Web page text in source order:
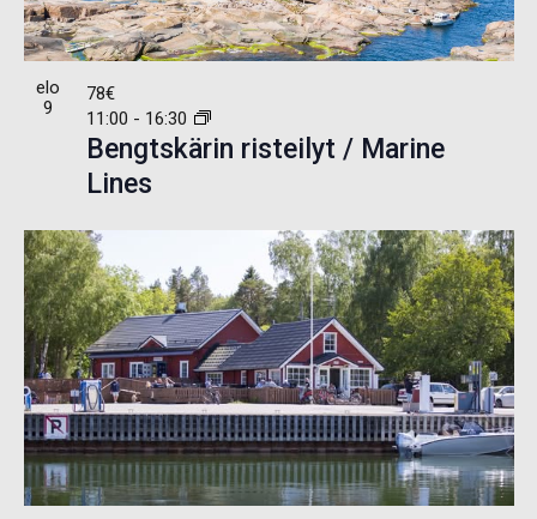
elo
9
Bengtskärin risteilyt / Marine
Lines
11:00 - 16:30
78€